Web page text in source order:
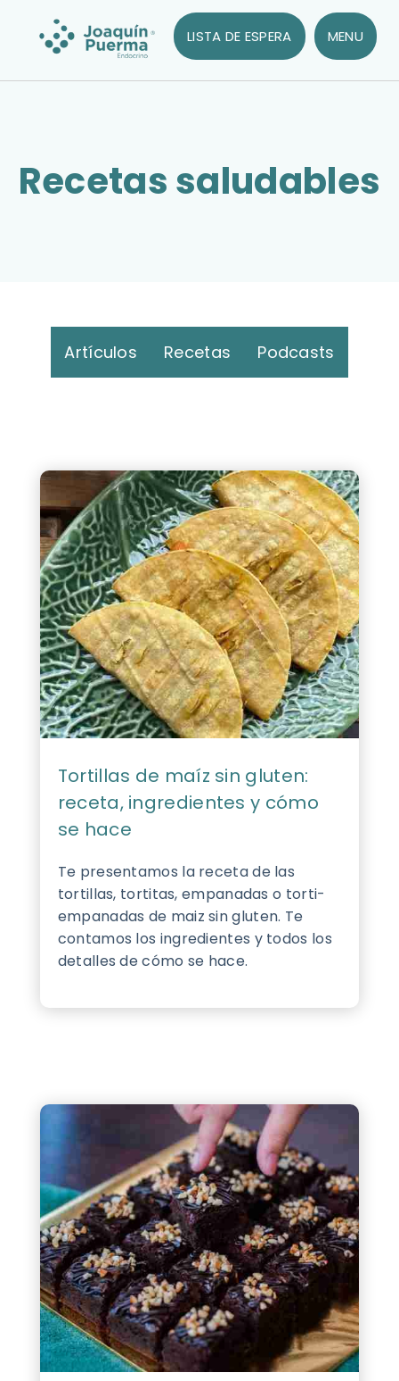
LISTA DE ESPERA MENU
Recetas saludables
Artículos Recetas Podcasts
Tortillas de maíz sin gluten:
receta, ingredientes y cómo
se hace
Te presentamos la receta de las
tortillas, tortitas, empanadas o torti-
empanadas de maiz sin gluten. Te
contamos los ingredientes y todos los
detalles de cómo se hace.